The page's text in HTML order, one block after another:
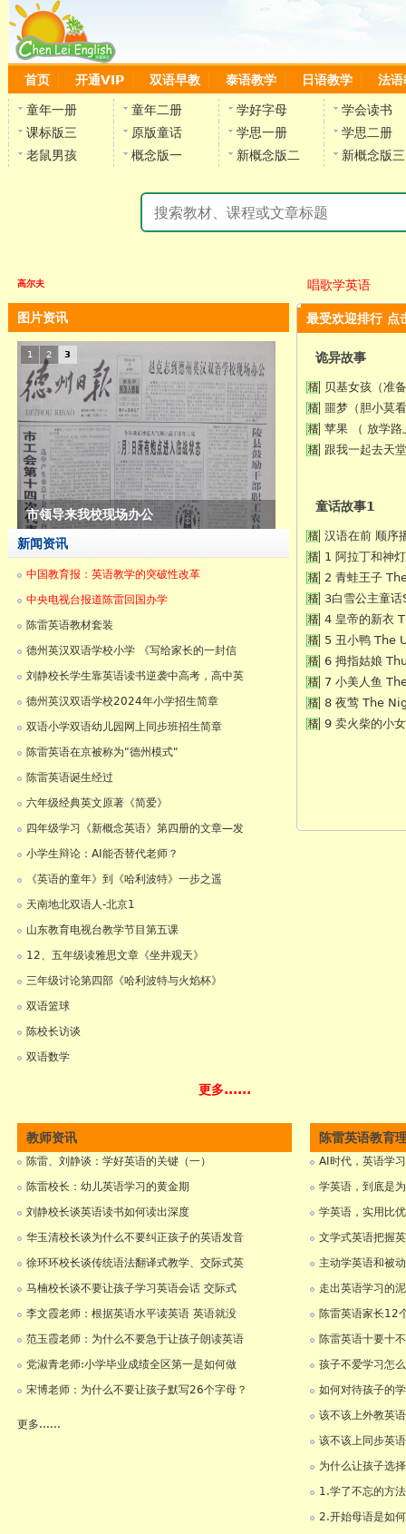
首页 开通VIP 双语早教 泰语教学 日语教学 法语
童年一册 童年二册 学好字母
学会读书
课标版三
原版童话 学思一册
学思二册
老鼠男孩
概念版一 新概念版二 新概念版三
高尔夫 唱歌学英语
图片资讯
陈雷英语在京被称为"德州模式"
1 2 3
新闻资讯
中国教育报：英语教学的突破性改革
中央电视台报道陈雷回国办学
陈雷英语教材套装
德州英汉双语学校小学 《写给家长的一封信
刘静校长学生靠英语读书逆袭中高考，高中英
德州英汉双语学校2024年小学招生简章
双语小学双语幼儿园网上同步班招生简章
陈雷英语在京被称为"德州模式"
陈雷英语诞生经过
六年级经典英文原著《简爱》
四年级学习《新概念英语》第四册的文章—发
小学生辩论：AI能否替代老师？
《英语的童年》到《哈利波特》一步之遥
天南地北双语人-北京1
山东教育电视台教学节目第五课
12、五年级读雅思文章《坐井观天》
三年级讨论第四部《哈利波特与火焰杯》
双语篮球
陈校长访谈
双语数学
更多......
最受欢迎排行 点
诡异故事
贝基女孩（准
噩梦（胆小莫
苹果 （ 放学路
跟我一起去天
童话故事1
汉语在前 顺序
1 阿拉丁和神
2 青蛙王子
3白雪公主童
4 皇帝的新衣
5 丑小鸭 The
6 拇指姑娘
7 小美人鱼
8 夜莺 The
9 卖火柴的小
教师资讯
陈雷、刘静谈：学好英语的关键（一）
陈雷校长：幼儿英语学习的黄金期
刘静校长谈英语读书如何读出深度
华玉清校长谈为什么不要纠正孩子的英语发音
徐环环校长谈传统语法翻译式教学、交际式英
马楠校长谈不要让孩子学习英语会话 交际式
李文霞老师：根据英语水平读英语 英语就没
范玉霞老师：为什么不要急于让孩子朗读英语
党淑青老师:小学毕业成绩全区第一是如何做
宋博老师：为什么不要让孩子默写26个字母？
更多......
陈雷英语教育
AI时代，英语学
学英语，到底是
学英语，实用比
文学式英语把握
主动学英语和被
走出英语学习的
陈雷英语家长12
陈雷英语十要十
孩子不爱学习怎
如何对待孩子的
该不该上外教英
该不该上同步英
为什么让孩子选
1.学了不忘的方
2.开始母语是如